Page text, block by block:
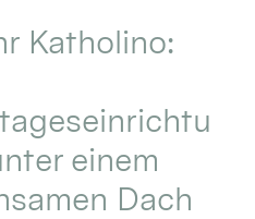
Katholino:
einem
Dach